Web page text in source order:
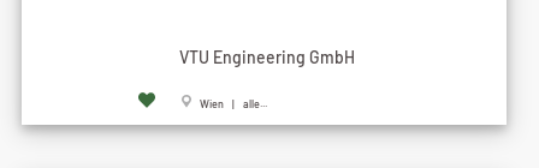
VTU Engineering GmbH
Wien | alle...